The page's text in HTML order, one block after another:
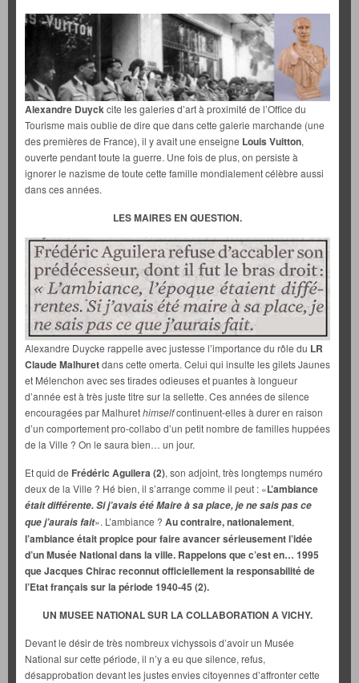
Alexandre Duyckcite les galeries d’art à proximité de l’Office du
Tourisme mais oublie de dire que dans cette galerie marchande (une
des premières de France), il y avait une enseigne Louis Vuitton,
ouverte pendant toute la guerre. Une fois de plus, on persiste à
ignorer le nazisme de toute cette famille mondialement célèbre aussi
dans ces années.
LES MAIRES EN QUESTION.
Alexandre Duycke rappelle avec justesse l’importance du rôle du LR
Claude Malhuretdans cette omerta. Celui qui insulte les gilets Jaunes
et Mélenchon avec ses tirades odieuses et puantes à longueur
d’année est à très juste titre sur la sellette. Ces années de silence
encouragées par Malhurethimselfcontinuent-elles à durer en raison
d’un comportement pro-collabo d’un petit nombre de familles huppées
de la Ville ? On le saura bien… un jour.
Et quid de Frédéric Aguilera (2), son adjoint, très longtemps numéro
deux de la Ville ? Hé bien, il s’arrange comme il peut : «L’ambiance
était différente. Si j’avais été Maire à sa place, je ne sais pas ce
que j’aurais fait». L’ambiance ? Au contraire,nationalement,
l’ambiance était propice pour faire avancer sérieusement l’idée
d’un Musée National dans la ville. Rappelons que c’est en… 1995
que Jacques Chirac reconnut officiellement la responsabilité de
l’Etat français sur la période 1940-45 (2).
UN MUSEE NATIONAL SUR LA COLLABORATION A VICHY.
Devant le désir de très nombreux vichyssois d’avoir un Musée
National sur cette période, il n’y a eu que silence, refus,
désapprobation devant les justes envies citoyennes d’affronter cette